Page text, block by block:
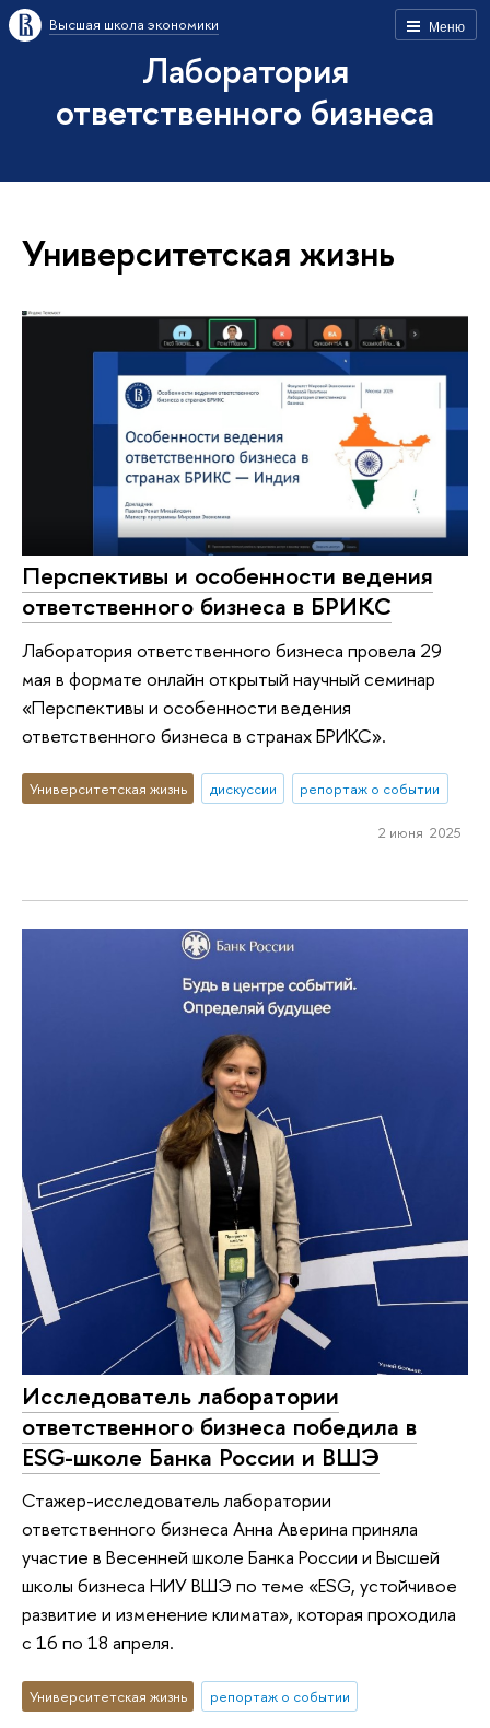
Меню
Высшая школа экономики
Лаборатория
ответственного бизнеса
Университетская жизнь
Перспективы и особенности ведения
ответственного бизнеса в БРИКС
Лаборатория ответственного бизнеса провела 29
мая в формате онлайн открытый научный семинар
«Перспективы и особенности ведения
ответственного бизнеса в странах БРИКС».
Университетская жизнь дискуссии репортаж о событии
2 июня 2025
Исследователь лаборатории
ответственного бизнеса победила в
ESG-школе Банка России и ВШЭ
Стажер-исследователь лаборатории
ответственного бизнеса Анна Аверина приняла
участие в Весенней школе Банка России и Высшей
школы бизнеса НИУ ВШЭ по теме «ESG, устойчивое
развитие и изменение климата», которая проходила
с 16 по 18 апреля.
Университетская жизнь репортаж о событии